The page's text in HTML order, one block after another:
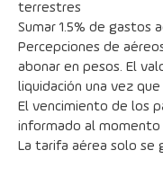
terrestres
Sumar 1.5% de gastos
Percepciones de
abonar en pesos. El
liquidación una vez
El vencimiento de los
informado al momento
La tarifa aérea solo se